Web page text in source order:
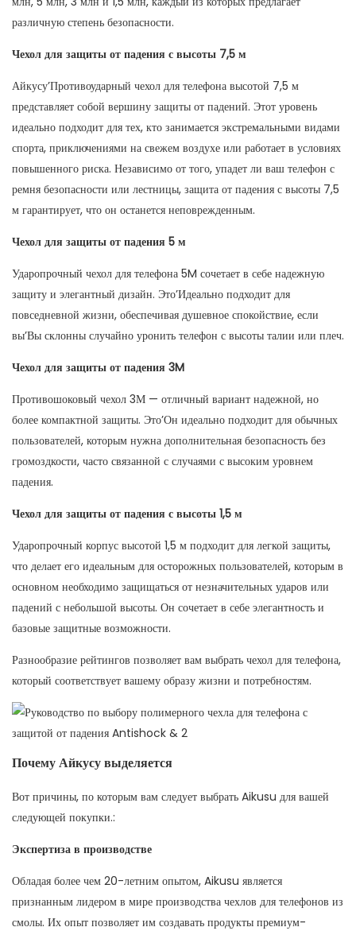
различную степень безопасности.
Чехол для защиты от падения с высоты 7,5 м
Айкусу’Противоударный чехол для телефона высотой 7,5 м
представляет собой вершину защиты от падений. Этот уровень
идеально подходит для тех, кто занимается экстремальными видами
спорта, приключениями на свежем воздухе или работает в условиях
повышенного риска. Независимо от того, упадет ли ваш телефон с
ремня безопасности или лестницы, защита от падения с высоты 7,5
м гарантирует, что он останется неповрежденным.
Чехол для защиты от падения 5 м
Ударопрочный чехол для телефона 5M сочетает в себе надежную
защиту и элегантный дизайн. Это’Идеально подходит для
повседневной жизни, обеспечивая душевное спокойствие, если
вы’Вы склонны случайно уронить телефон с высоты талии или плеч.
Чехол для защиты от падения 3M
Противошоковый чехол 3М — отличный вариант надежной, но
более компактной защиты. Это’Он идеально подходит для обычных
пользователей, которым нужна дополнительная безопасность без
громоздкости, часто связанной с случаями с высоким уровнем
падения.
Чехол для защиты от падения с высоты 1,5 м
Ударопрочный корпус высотой 1,5 м подходит для легкой защиты,
что делает его идеальным для осторожных пользователей, которым в
основном необходимо защищаться от незначительных ударов или
падений с небольшой высоты. Он сочетает в себе элегантность и
базовые защитные возможности.
Разнообразие рейтингов позволяет вам выбрать чехол для телефона,
который соответствует вашему образу жизни и потребностям.
Почему Айкусу выделяется
Вот причины, по которым вам следует выбрать Aikusu для вашей
следующей покупки.:
Экспертиза в производстве
Обладая более чем 20-летним опытом, Aikusu является
признанным лидером в мире производства чехлов для телефонов из
смолы. Их опыт позволяет им создавать продукты премиум-